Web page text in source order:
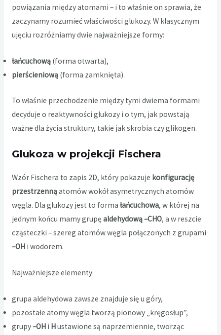
powiązania między atomami – i to właśnie on sprawia, że
zaczynamy rozumieć właściwości glukozy. W klasycznym
ujęciu rozróżniamy dwie najważniejsze formy:
łańcuchową(forma otwarta),
pierścieniową(forma zamknięta).
To właśnie przechodzenie między tymi dwiema formami
decyduje o reaktywności glukozy i o tym, jak powstają
ważne dla życia struktury, takie jak skrobia czy glikogen.
Glukoza w projekcji Fischera
Wzór Fischera to zapis 2D, który pokazuje konfigurację
przestrzennąatomów wokół asymetrycznych atomów
węgla. Dla glukozy jest to forma łańcuchowa, w której na
jednym końcu mamy grupę aldehydową –CHO, a w reszcie
cząsteczki – szereg atomów węgla połączonych z grupami
–OHi wodorem.
Najważniejsze elementy:
grupa aldehydowa zawsze znajduje się u góry,
pozostałe atomy węgla tworzą pionowy „kręgosłup”,
grupy–OHi Hustawione są naprzemiennie, tworząc